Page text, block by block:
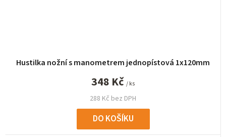
Hustilka nožní s manometrem jednopístová 1x120mm
288 Kč bez DPH
348 Kč / ks
DO KOŠÍKU